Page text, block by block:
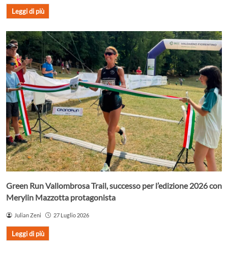
Leggi di più
Green Run Vallombrosa Trail, successo per l’edizione 2026 con
Merylin Mazzotta protagonista
Julian Zeni 27 Luglio 2026
Leggi di più